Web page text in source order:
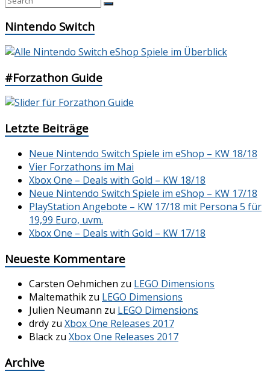
Nintendo Switch
#Forzathon Guide
Letzte Beiträge
Neue Nintendo Switch Spiele im eShop – KW 18/18
Vier Forzathons im Mai
Xbox One – Deals with Gold – KW 18/18
Neue Nintendo Switch Spiele im eShop – KW 17/18
PlayStation Angebote – KW 17/18 mit Persona 5 für
19,99 Euro, uvm.
Xbox One – Deals with Gold – KW 17/18
Neueste Kommentare
Carsten Oehmichen zu LEGO Dimensions
Maltemathik zu LEGO Dimensions
Julien Neumann zu LEGO Dimensions
drdy zu Xbox One Releases 2017
Black zu Xbox One Releases 2017
Archive